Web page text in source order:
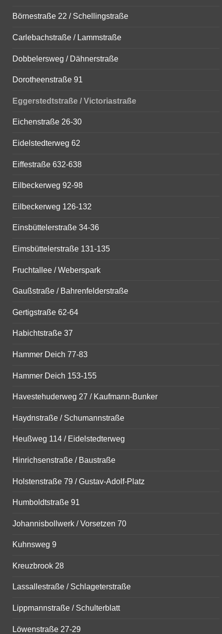
Börnestraße 22 / Schellingstraße
Carlebachstraße / Lammstraße
Dobbelersweg / Dähnerstraße
Dorotheenstraße 91
Eggerstedtstraße / Victoriastraße
Eichenstraße 26-30
Eidelstedterweg 62
Eiffestraße 632-638
Eilbeckerweg 92-98
Eilbeckerweg 126-132
Einsbüttelerstraße 34-36
Eimsbüttelerstraße 131-135
Fruchtallee / Weberspark
Gaußstraße / Bahrenfelderstraße
Gertigstraße 62-64
Habichtstraße 37
Hammer Deich 77-83
Hammer Deich 153-155
Havestehuderweg 27 / Kaufmann-Bunker
Haydnstraße / Schumannstraße
Heußweg 114 / Eidelstedterweg
Hinrichsenstraße / Baustraße
Holstenstraße 79 / Gustav-Adolf-Platz
Humboldtstraße 91
Johannisbollwerk / Vorsetzen 70
Kuhnsweg 9
Kreuzbrook 28
Lassallestraße / Schlageterstraße
Lippmannstraße / Schulterblatt
Löwenstraße 27-29